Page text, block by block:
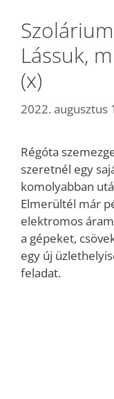
Lássuk,
(x)
2022. augusztus
Régóta
szeretnél egy
komolyabban
Elmerültél már
elektromos
a gépeket,
egy új
feladat.